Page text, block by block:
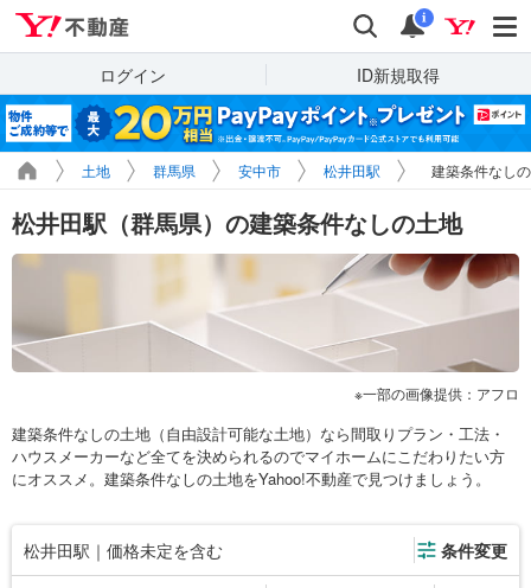
検索 通知
i
ログイン ID新規取得
土地 群馬県 安中市 松井田駅 建築条件なし
松井田駅（群馬県）の建築条件なしの土地
一部の画像提供：アフロ
建築条件なしの土地（自由設計可能な土地）なら間取りプラン・工法・
ハウスメーカーなど全てを決められるのでマイホームにこだわりたい方
にオススメ。建築条件なしの土地をYahoo!不動産で見つけましょう。
松井田駅｜価格未定を含む 条件変更